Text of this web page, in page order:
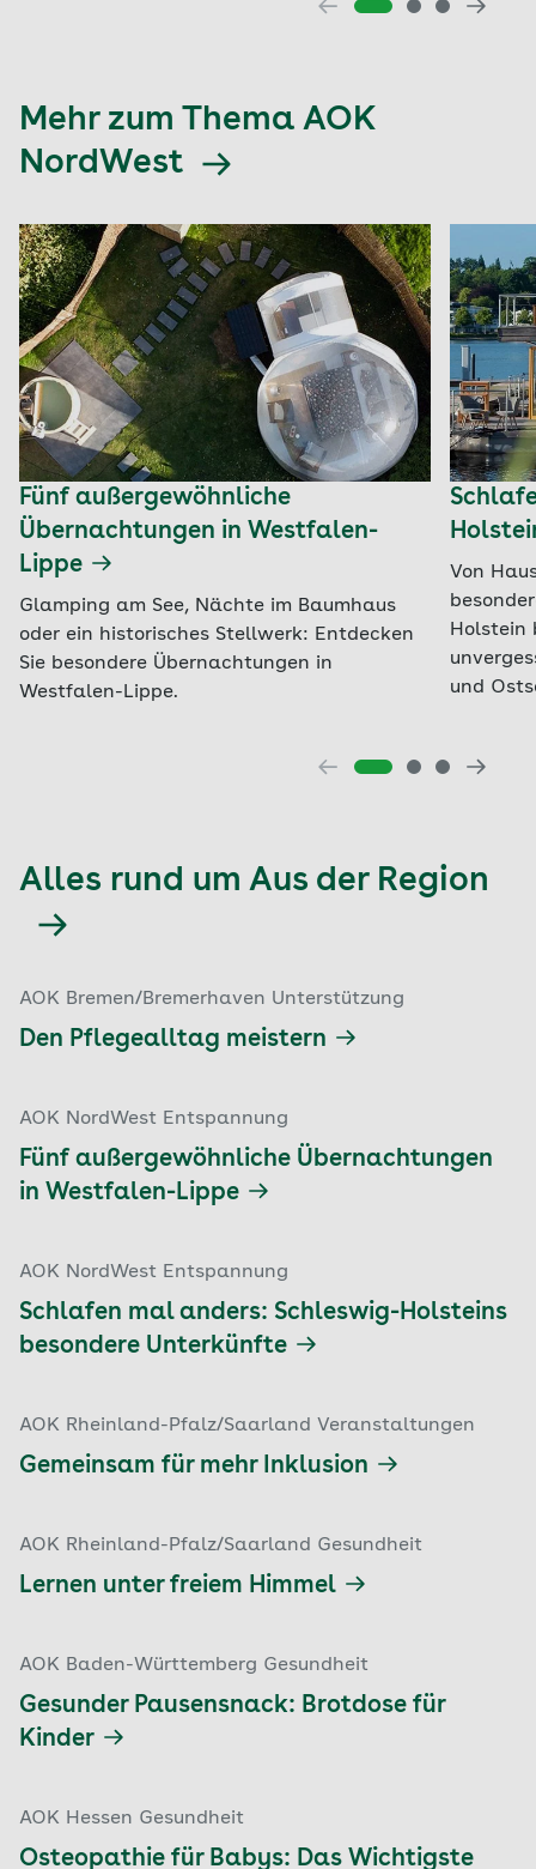
Mehr zum Thema AOK
NordWest
Fünf außergewöhnliche
Übernachtungen in Westfalen-
Lippe
Glamping am See, Nächte im Baumhaus
oder ein historisches Stellwerk: Entdecken
Sie besondere Übernachtungen in
Westfalen-Lippe.
Von
Holstein
und
Alles rund um Aus der Region
AOK Bremen/Bremerhaven Unterstützung
Den Pflegealltag meistern
AOK NordWest Entspannung
Fünf außergewöhnliche Übernachtungen
in Westfalen-Lippe
AOK NordWest Entspannung
Schlafen mal anders: Schleswig-Holsteins
besondere Unterkünfte
AOK Rheinland-Pfalz/Saarland Veranstaltungen
Gemeinsam für mehr Inklusion
AOK Rheinland-Pfalz/Saarland Gesundheit
Lernen unter freiem Himmel
AOK Baden-Württemberg Gesundheit
Gesunder Pausensnack: Brotdose für
Kinder
AOK Hessen Gesundheit
Osteopathie für Babys: Das Wichtigste